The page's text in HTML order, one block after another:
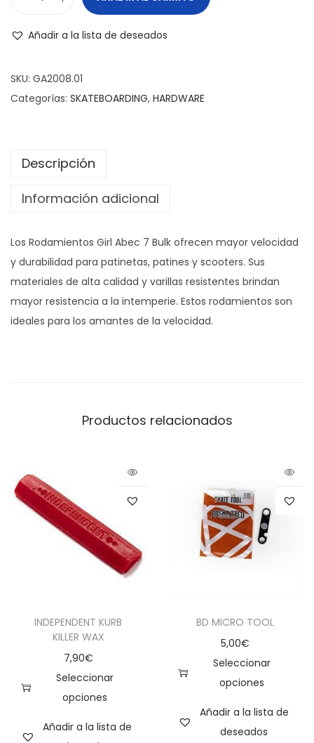
Añadir a la lista de deseados
SKU: GA2008.01
Categorías: SKATEBOARDING, HARDWARE
Descripción
Información adicional
Los Rodamientos Girl Abec 7 Bulk ofrecen mayor velocidad
y durabilidad para patinetas, patines y scooters. Sus
materiales de alta calidad y varillas resistentes brindan
mayor resistencia a la intemperie. Estos rodamientos son
ideales para los amantes de la velocidad.
Productos relacionados
INDEPENDENT KURB
KILLER WAX
7,90€
Seleccionar
opciones
Añadir a la lista de
BD MICRO TOOL
5,00€
Seleccionar
opciones
Añadir a la lista de
deseados